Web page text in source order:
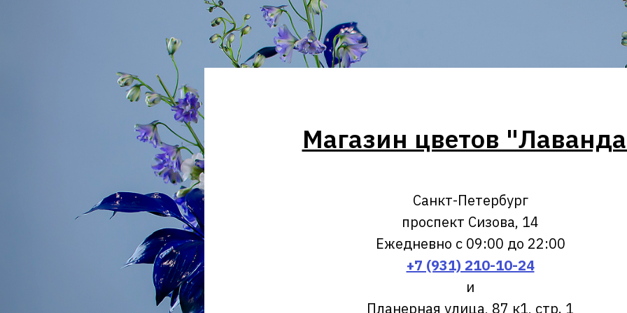
Магазин цветов
Санкт-Петербург
проспект Сизова, 14
Ежедневно с 09:00 до 22:00
+7 (931) 210-10-24
и
Планерная улица, 87 к1, стр. 1